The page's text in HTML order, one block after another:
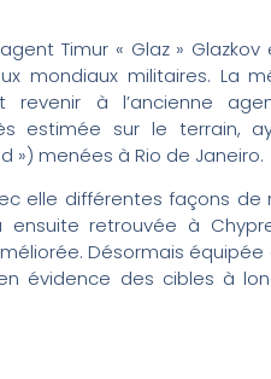
Timur « Glaz »
mondiaux militaires. La
à l’ancienne
estimée sur le terrain,
») menées à Rio de Janeiro.
elle différentes façons de
ensuite retrouvée à
Désormais équipée
évidence des cibles à